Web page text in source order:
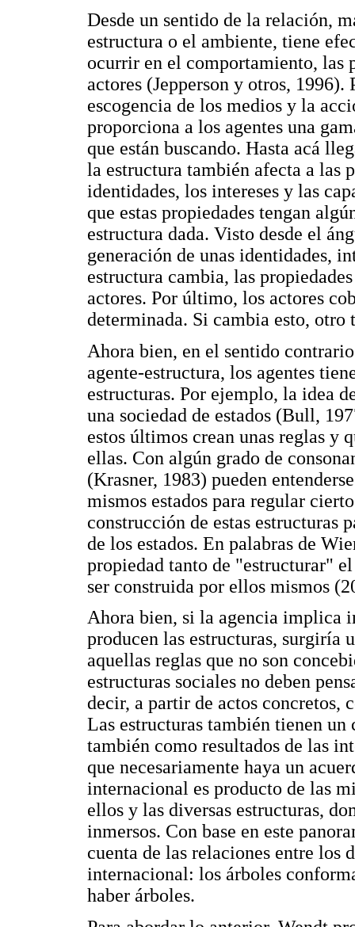
Desde un sentido de la relación,
estructura o el ambiente, tiene
ocurrir en el comportamiento, las
actores (Jepperson y otros,
escogencia de los medios y la
proporciona a los agentes una
que están buscando. Hasta acá
la estructura también afecta a las
identidades, los intereses y las
que estas propiedades tengan
estructura dada. Visto desde el
generación de unas identidades,
estructura cambia, las
actores. Por último, los actores
determinada. Si cambia esto, otro
Ahora bien, en el sentido
agente-estructura, los agentes
estructuras. Por ejemplo, la idea
una sociedad de estados (Bull,
estos últimos crean unas reglas y
ellas. Con algún grado de
(Krasner, 1983) pueden
mismos estados para regular
construcción de estas estructuras
de los estados. En palabras de
propiedad tanto de "estructurar"
ser construida por ellos mismos
Ahora bien, si la agencia implica
producen las estructuras, surgiría
aquellas reglas que no son
estructuras sociales no deben
decir, a partir de actos concretos,
Las estructuras también tienen
también como resultados de las
que necesariamente haya un
internacional es producto de las
ellos y las diversas estructuras,
inmersos. Con base en este
cuenta de las relaciones entre los
internacional: los árboles
haber árboles.